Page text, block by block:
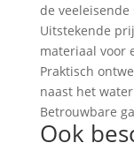
de
Uitstekende
materiaal voor
Praktisch
naast het water
Betrouwbare
Ook